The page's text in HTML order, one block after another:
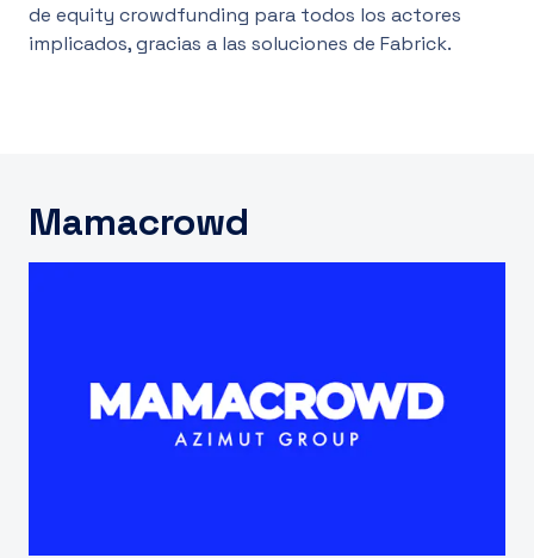
Iniciar sesión
de equity crowdfunding para todos los actores
implicados, gracias a las soluciones de Fabrick.
Mamacrowd